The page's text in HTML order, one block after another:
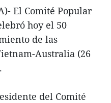
El Comité Popular
hoy el 50
de las
Australia (26
del Comité